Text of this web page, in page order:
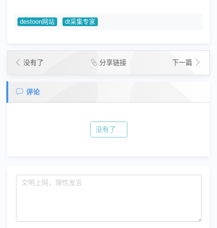
destoon网站 dt采集专家
没有了 分享链接 下一篇
评论
没有了...